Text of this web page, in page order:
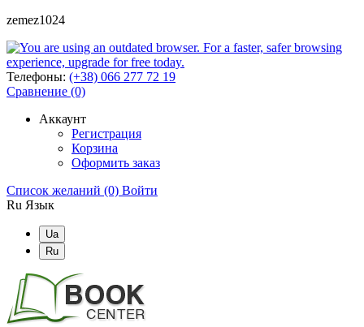
zemez1024
Телефоны: (+38) 066 277 72 19
Сравнение (0)
Аккаунт
Регистрация
Корзина
Оформить заказ
Список желаний (0) Войти
Ru Язык
Ua
Ru